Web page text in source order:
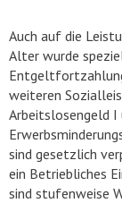
Auch auf die
Alter wurde
weiteren
Arbeitslosengeld I
sind gesetzlich
ein Betriebliches
sind stufenweise